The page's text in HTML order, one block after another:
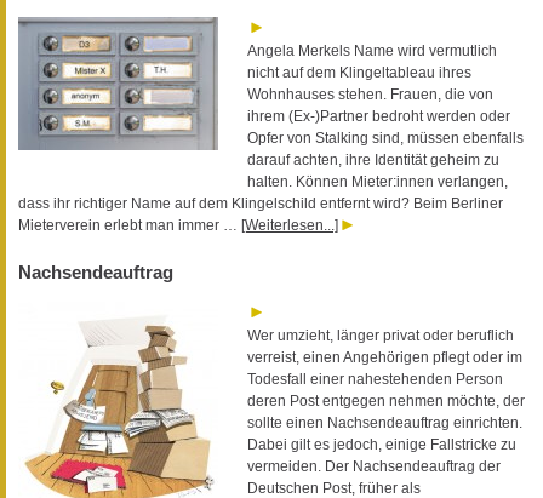
Angela Merkels Name wird vermutlich
nicht auf dem Klingeltableau ihres
Wohnhauses stehen. Frauen, die von
ihrem (Ex-)Partner bedroht werden oder
Opfer von Stalking sind, müssen ebenfalls
darauf achten, ihre Identität geheim zu
halten. Können Mieter:innen verlangen,
dass ihr richtiger Name auf dem Klingelschild entfernt wird? Beim Berliner
Mieterverein erlebt man immer … [Weiterlesen...]
Nachsendeauftrag
Wer umzieht, länger privat oder beruflich
verreist, einen Angehörigen pflegt oder im
Todesfall einer nahestehenden Person
deren Post entgegen nehmen möchte, der
sollte einen Nachsendeauftrag einrichten.
Dabei gilt es jedoch, einige Fallstricke zu
vermeiden. Der Nachsendeauftrag der
Deutschen Post, früher als